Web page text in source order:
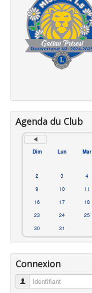
Agenda du Club
Dim Lun Mar
2
3 4
9
10 11
16
17 18
23
24 25
30
31
Connexion
Identifiant